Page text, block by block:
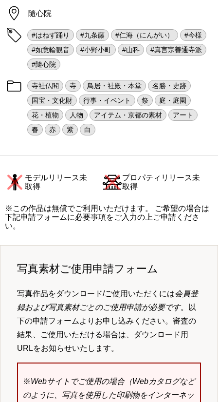
隨心院
#はねず踊り #九条藤 #仁海（にんがい）
#今様
#如意輪観音
#小野小町 #山科
#真言宗善通寺派
#隨心院
寺社仏閣 寺 鳥居・社殿・本堂
名勝・史跡
国宝・文化財
行事・イベント 祭
庭・庭園
花・植物
人物 アイテム・京都の素材
アート
春
赤 紫 白
モデルリリース未
取得
プロパティリリース未
取得
※この作品は無償でご利用いただけます。 ご希望の場合は
下記申請フォームに必要事項をご入力の上ご申請くださ
い。
写真素材ご使用申請フォーム
写真作品をダウンロード/ご使用いただくには会員登
録および写真素材ごとのご使用申請が必要です。以
下の申請フォームよりお申し込みください。審査の
結果、ご使用いただける場合は、ダウンロード用
URLをお知らせいたします。
※Webサイトでご使用の場合（Webカタログなど
のように、写真を使用した印刷物をインターネッ